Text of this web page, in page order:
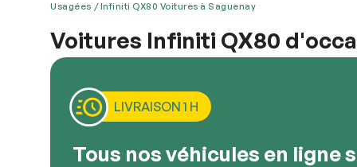
Usagées Infiniti QX80 Voitures à Saguenay
Voitures Infiniti QX80
Vous vous demandez comment vous pourriez
St-Bruno, HGrégoire est un concessionnaire
style et classe. Quand ils ont été lancés pour la
grâce à leurs lignes uniques et une expérience
LIVRAISON 1 H
Tous nos véhicules en ligne